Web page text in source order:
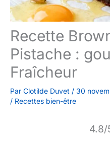
Recette
Pistache :
Fraîcheur
Par Clotilde Duvet / 30
/ Recettes bien-être
4.8/